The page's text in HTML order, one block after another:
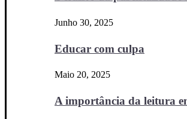
Junho 30, 2025
Educar com culpa
Maio 20, 2025
A importância da leitura